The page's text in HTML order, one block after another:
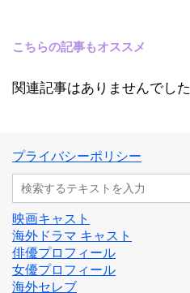
こちらの記事もオススメ
関連記事はありませんでした
プライバシーポリシー
映画キャスト
海外ドラマ キャスト
俳優プロフィール
女優プロフィール
海外セレブ